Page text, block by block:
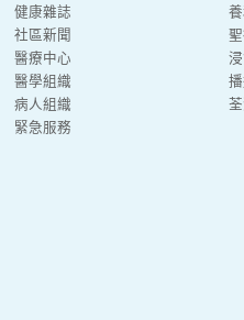
健康雜誌
社區新聞
醫療中心
醫學組織
病人組織
緊急服務